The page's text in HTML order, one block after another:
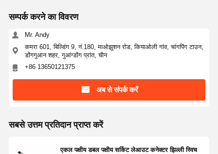
सम्पर्क करने का विवरण
Mr. Andy
कमरा 601, बिल्डिंग 9, नं.180, माओझुशन रोड, कियाओली गांव, चांगपिंग टाउन,
डोंगगुआन शहर, गुआंग्डोंग प्रांत, चीन
+86 13650121375
अब से संपर्क करें
सबसे उत्तम प्रतिदान प्राप्त करें
एकल पक्षीय डबल पक्षीय सर्किट लेआउट कनेक्टर झिल्ली स्विच